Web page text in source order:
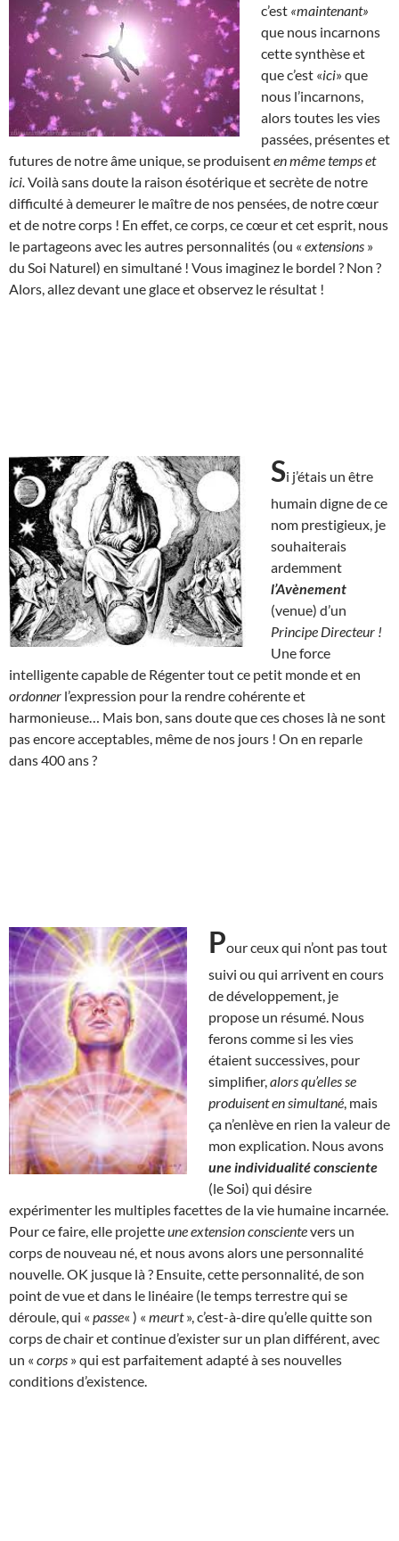
c’est «maintenant»
que nous incarnons
cette synthèse et
que c’est «ici» que
nous l’incarnons,
alors toutes les vies
passées, présentes et
futures de notre âme unique, se produisenten même temps et
ici. Voilà sans doute la raison ésotérique et secrète de notre
difficulté à demeurer le maître de nos pensées, de notre cœur
et de notre corps ! En effet, ce corps, ce cœur et cet esprit, nous
le partageons avec les autres personnalités (ou « extensions »
du Soi Naturel) en simultané ! Vous imaginez le bordel ? Non ?
Alors, allez devant une glace et observez le résultat !
Si j’étais un être
humain digne de ce
nom prestigieux, je
souhaiterais
ardemment
l’Avènement
(venue) d’un
Principe Directeur !
Une force
intelligente capable de Régenter tout ce petit monde et en
ordonner l’expression pour la rendre cohérente et
harmonieuse… Mais bon, sans doute que ces choses là ne sont
pas encore acceptables, même de nos jours ! On en reparle
dans 400 ans ?
Pour ceux qui n’ont pas tout
suivi ou qui arrivent en cours
de développement, je
propose un résumé. Nous
ferons comme si les vies
étaient successives, pour
simplifier, alors qu’elles se
produisent en simultané , mais
ça n’enlève en rien la valeur de
mon explication. Nous avons
une individualité consciente
(le Soi) qui désire
expérimenter les multiples facettes de la vie humaine incarnée.
Pour ce faire, elle projetteune extension conscientevers un
corps de nouveau né, et nous avons alors une personnalité
nouvelle. OK jusque là ? Ensuite, cette personnalité, de son
point de vue et dans le linéaire (le temps terrestre qui se
déroule, qui « passe« ) « meurt», c’est-à-dire qu’elle quitte son
corps de chair et continue d’exister sur un plan différent, avec
un « corps » qui est parfaitement adapté à ses nouvelles
conditions d’existence.